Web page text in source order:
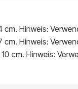
Hinweis:
Hinweis:
cm. Hinweis: